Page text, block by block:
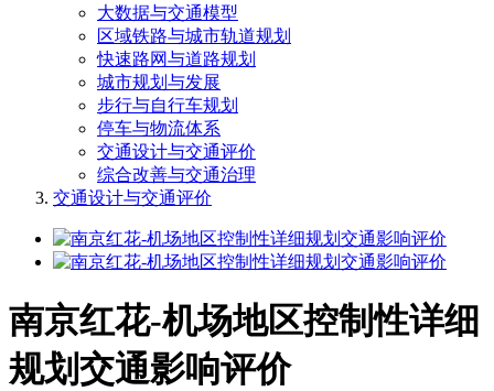
大数据与交通模型
区域铁路与城市轨道规划
快速路网与道路规划
城市规划与发展
步行与自行车规划
停车与物流体系
交通设计与交通评价
综合改善与交通治理
交通设计与交通评价
南京红花-机场地区控制性详细
规划交通影响评价